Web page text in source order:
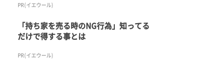
PR(イエウール)
「持ち家を売る時のNG行為」知ってる
だけで得する事とは
PR(イエウール)